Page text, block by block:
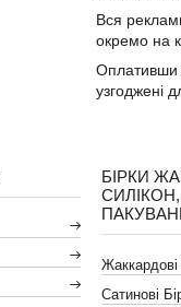
Вся
окремо на
Оплативши
узгоджені
БІРКИ
Сатинові